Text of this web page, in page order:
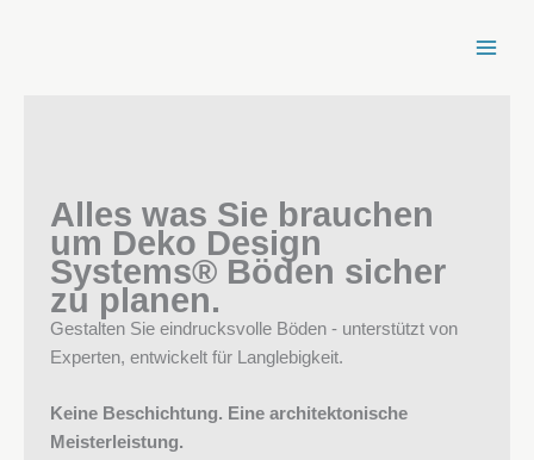
Alles was Sie brauchen
um Deko Design
Systems® Böden sicher
zu planen.
Gestalten Sie eindrucksvolle Böden - unterstützt von
Experten, entwickelt für Langlebigkeit.
Keine Beschichtung. Eine architektonische
Meisterleistung.